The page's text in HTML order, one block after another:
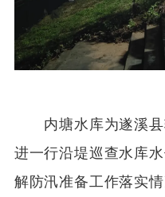
内塘水库为遂溪
进一行沿堤巡查水库
解防汛准备工作落实